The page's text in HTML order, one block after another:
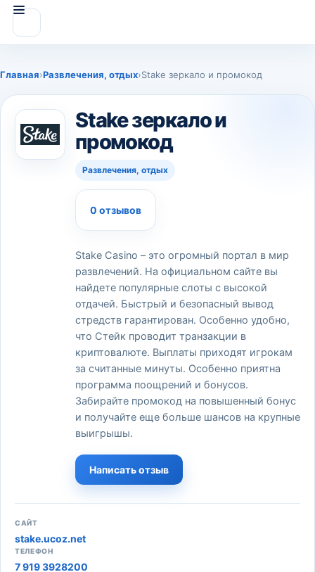
Главная›Развлечения, отдых›Stake зеркало и промокод
Stake зеркало и
промокод
Развлечения, отдых
0 отзывов
Stake Casino – это огромный портал в мир
развлечений. На официальном сайте вы
найдете популярные слоты с высокой
отдачей. Быстрый и безопасный вывод
стредств гарантирован. Особенно удобно,
что Стейк проводит транзакции в
криптовалюте. Выплаты приходят игрокам
за считанные минуты. Особенно приятна
программа поощрений и бонусов.
Забирайте промокод на повышенный бонус
и получайте еще больше шансов на крупные
выигрышы.
Написать отзыв
САЙТ
stake.ucoz.net
ТЕЛЕФОН
7 919 3928200